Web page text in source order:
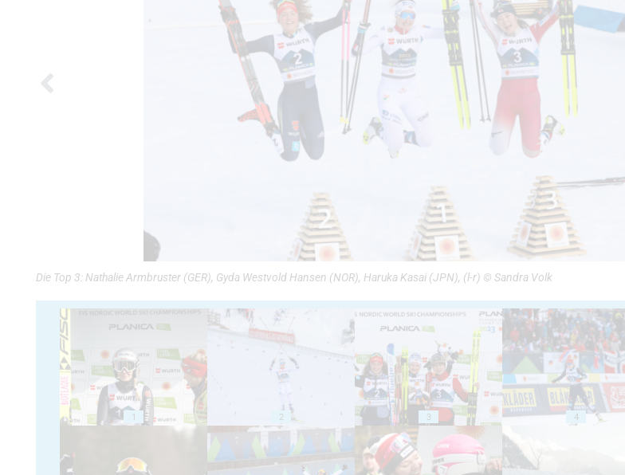
Die Top 3: Nathalie Armbruster (GER), Gyda Westvold Hansen (NOR), Haruka Kasai (JPN), (l-r) © Sandra Volk
1 2 3 4